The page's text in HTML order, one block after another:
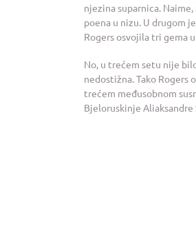
njezina suparnica.
poena u nizu. U drugom
Rogers osvojila tri gema
No, u trećem setu nije
nedostižna. Tako Rogers
trećem međusobnom
Bjeloruskinje Aliaksandre